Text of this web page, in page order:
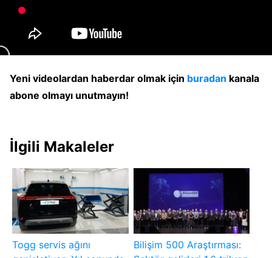
Yeni videolardan haberdar olmak için buradan kanala
abone olmayı unutmayın!
İlgili Makaleler
Togg servis ağını
Bilişim 500 Araştırması: